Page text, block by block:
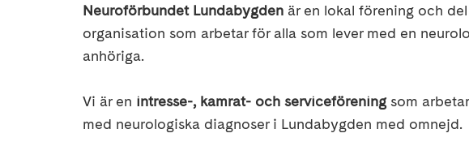
Neuroförbundet Lundabygden är en lokal förening och
organisation som arbetar för alla som lever med en
anhöriga.
Vi är en intresse-, kamrat- och serviceföreningsom
med neurologiska diagnoser i Lundabygden med omnejd.